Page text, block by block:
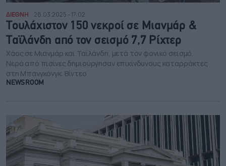
ΔΙΕΘΝΗ 28.03.2025 - 17:02
Τουλάχιστον 150 νεκροί σε Μιανμάρ &
Ταϊλάνδη από τον σεισμό 7,7 Ρίχτερ
Xάος σε Μιανμάρ και Ταϊλάνδη, μετά τον φονικό σεισμό.
Νερά από πισίνες δημιούργησαν επικίνδυνους καταρράκτες
στη Μπανγκόνγκ. Βίντεο
NEWSROOM